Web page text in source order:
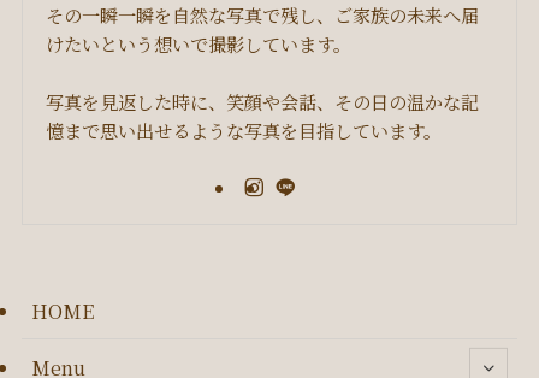
その一瞬一瞬を自然な写真で残し、ご家族の未来へ届
けたいという想いで撮影しています。
写真を見返した時に、笑顔や会話、その日の温かな記
憶まで思い出せるような写真を目指しています。
HOME
Menu